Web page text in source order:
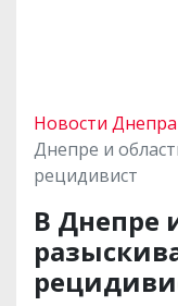
Новости Днепра
Днепре и
рецидивист
В Днепре